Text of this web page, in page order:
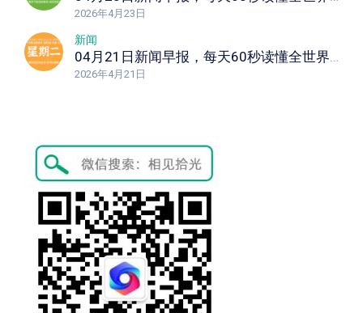
2026年4月23日
新闻
04月21日新闻早报，每天60秒读懂全世界！
2026年4月21日